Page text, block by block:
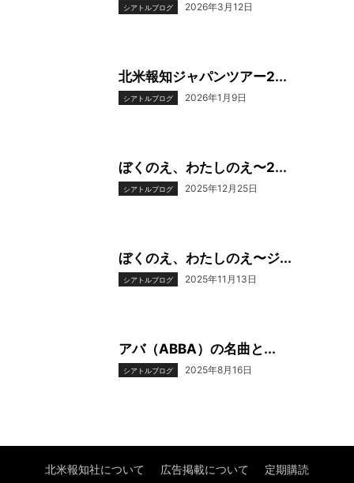
シアトルブログ 2026年3月12日
北米報知ジャパンツアー2...
シアトルブログ 2026年1月9日
ぼくのえ、わたしのえ〜2...
シアトルブログ 2025年12月25日
ぼくのえ、わたしのえ〜ジ...
シアトルブログ 2025年11月13日
アバ（ABBA）の名曲と...
シアトルブログ 2025年8月16日
北米報知社について 広告掲載について 定期購読